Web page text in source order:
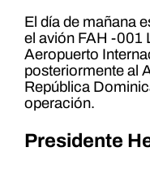
El día de mañana
el avión FAH -001
Aeropuerto
posteriormente al
República
operación.
Presidente